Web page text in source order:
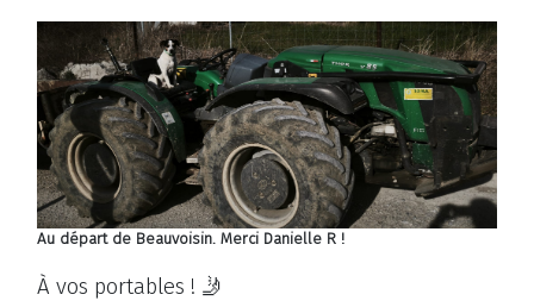
Au départ de Beauvoisin. Merci Danielle R !
À vos portables ! 🤳